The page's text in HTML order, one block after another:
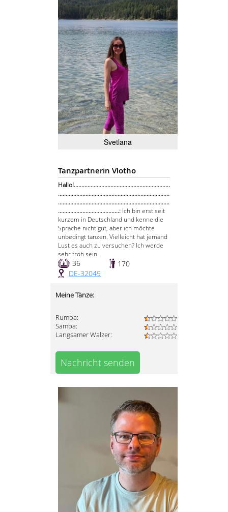
Svetlana
Tanzpartnerin Vlotho
Hallo!...............................................................
.........................................................................
.........................................................................
........................................: Ich bin erst seit
kurzem in Deutschland und kenne die
Sprache nicht gut, aber ich möchte
unbedingt tanzen. Vielleicht hat jemand
Lust es auch zu versuchen? Ich werde
sehr froh sein.
36
170
DE-32049
Meine Tänze:
Rumba:
Samba:
Langsamer Walzer:
Nachricht senden